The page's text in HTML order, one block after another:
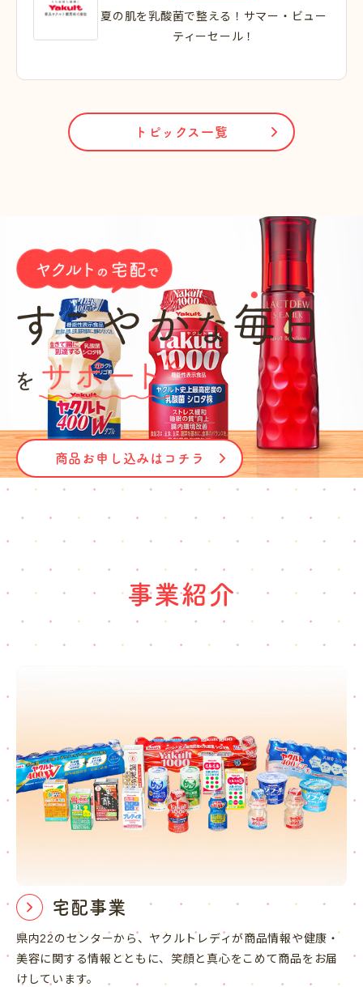
夏の肌を乳酸菌で整える！サマー・ビュー
ティーセール！
トピックス一覧
商品お申し込みはコチラ
事業紹介
宅配事業
県内22のセンターから、ヤクルトレディが商品情報や健康・
美容に関する情報とともに、笑顔と真心をこめて商品をお届
けしています。